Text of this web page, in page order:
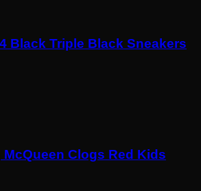
Black Triple Black Sneakers
Clogs Red Kids